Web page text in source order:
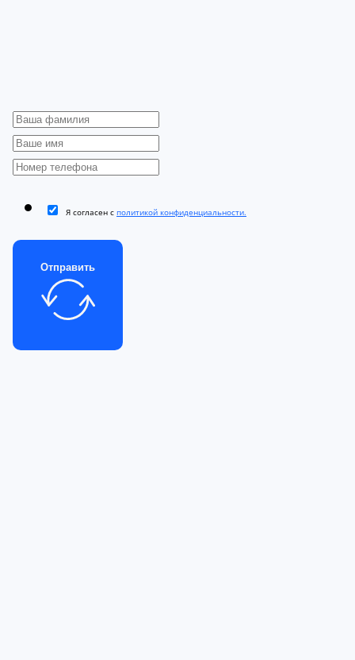
Я согласен с политикой конфиденциальности.
Отправить